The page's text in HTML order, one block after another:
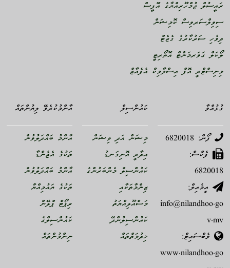
ރައީސުލް ޖުމްހޫރިއްޔާގެ އޮފީސް
ސިވިލްސަރވިސް ކޮމިޝަން
ދިވެހި ސަރުކާރުގެ ގެޒެޓް
ލޯކަލް ގަވަރމަންޓް އޮތޯރިޓީ
މިނިސްޓްރީ އޮފް އިސްލާމިކް އެފެއާޒް
އާންމުކުރެވޭ ލިޔުންތައް
އާންމު ބައްދަލުވުން
ތަކުގެ އެޖެންޑާ
އާންމު ބައްދަލުވުން
ތަކުގެ ޔައުމިއްޔާ
ރިޕޯޓް ޕްލޭން
ކައުންސިލްގެ
ނިންމުންތައް
ކައުންސިލް
މިޝަން އަދި ވިޝަން
އިދާރީ އޮނިގަނޑު
ކައުންސިލް މެންބަރުންގެ
ޒިންމާތަކާއި
މަސްއޫލިއްޔަތު
ކައުންސިލުންދޭ
ޚިދުމަތްތައް
ގުޅުއްވާ
ފޯން: 6820018
ފެކްސް:
6820018
އީމެއިލް:
info@nilandhoo.go
v.mv
ވެބްސައިޓް:
www.nilandhoo.go